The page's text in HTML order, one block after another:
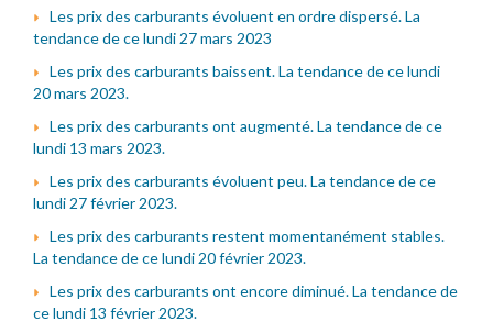
Les prix des carburants évoluent en ordre dispersé. La
tendance de ce lundi 27 mars 2023
Les prix des carburants baissent. La tendance de ce lundi
20 mars 2023.
Les prix des carburants ont augmenté. La tendance de ce
lundi 13 mars 2023.
Les prix des carburants évoluent peu. La tendance de ce
lundi 27 février 2023.
Les prix des carburants restent momentanément stables.
La tendance de ce lundi 20 février 2023.
Les prix des carburants ont encore diminué. La tendance de
ce lundi 13 février 2023.